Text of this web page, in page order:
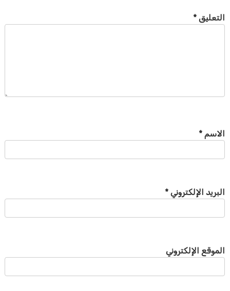
التعليق *
الاسم *
البريد الإلكتروني *
الموقع الإلكتروني